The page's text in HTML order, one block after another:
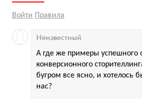
Войти Правила
А где же примеры успешного
конверсионного
бугром все ясно, и хотелось
нас?
Неизвестный